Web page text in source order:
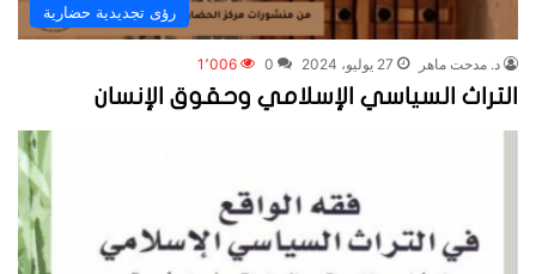
رؤى تجديدية حضارية
د. مدحت ماهر 27 يوليو، 2024 0 1٬006
التراث السياسي الإسلامي وحقوق الإنسان